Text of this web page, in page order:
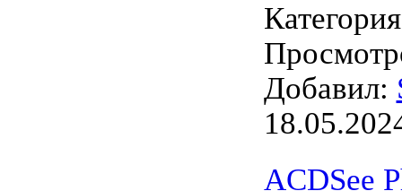
Добавил:
ACDSee